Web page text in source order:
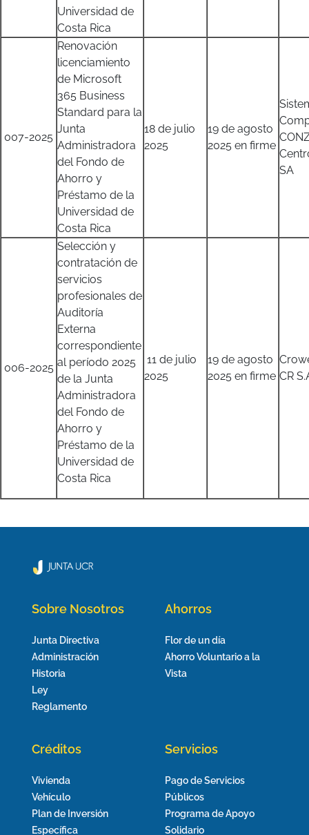
Universidad de
Costa Rica
007-2025
Renovación
licenciamiento
de Microsoft
365 Business
Standard para la
Junta
Administradora
del Fondo de
Ahorro y
Préstamo de la
Universidad de
Costa Rica
18 de julio
2025
19 de agosto
2025 en firme
SA
006-2025
Selección y
contratación de
servicios
profesionales de
Auditoría
Externa
correspondiente
al período 2025
de la Junta
Administradora
del Fondo de
Ahorro y
Préstamo de la
Universidad de
Costa Rica
11 de julio
2025
19 de agosto
2025 en firme CR
Sobre Nosotros
Junta Directiva
Administración
Historia
Ley
Reglamento
Ahorros
Flor de un día
Ahorro Voluntario a la
Vista
Créditos
Vivienda
Vehículo
Plan de Inversión
Específica
Servicios
Pago de Servicios
Públicos
Programa de Apoyo
Solidario